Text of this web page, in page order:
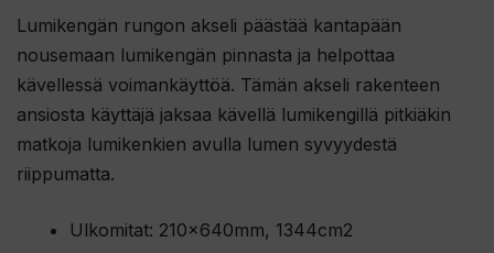
e
e
t
o
d
o
Lumikengän rungon akseli päästää kantapään
nousemaan lumikengän pinnasta ja helpottaa
kävellessä voimankäyttöä. Tämän akseli rakenteen
ansiosta käyttäjä jaksaa kävellä lumikengillä pitkiäkin
matkoja lumikenkien avulla lumen syvyydestä
riippumatta.
Ulkomitat: 210x640mm, 1344cm2